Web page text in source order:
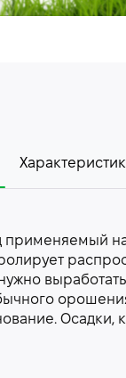
применяемый
Осадки,